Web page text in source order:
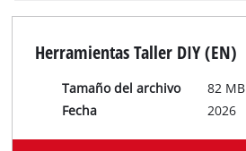
Herramientas Taller DIY (EN)
Tamaño del archivo
82 MB
Fecha
2026